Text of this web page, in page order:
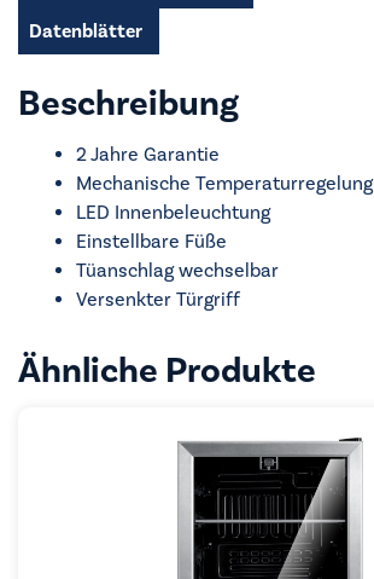
Datenblätter
Beschreibung
2 Jahre Garantie
Mechanische Temperaturregelung
LED Innenbeleuchtung
Einstellbare Füße
Tüanschlag wechselbar
Versenkter Türgriff
Ähnliche Produkte